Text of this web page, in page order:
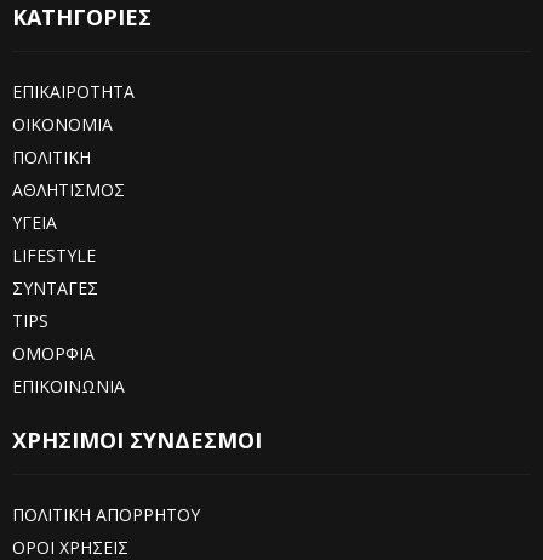
ΚΑΤΗΓΟΡΙΕΣ
ΕΠΙΚΑΙΡΟΤΗΤΑ
ΟΙΚΟΝΟΜΙΑ
ΠΟΛΙΤΙΚΗ
ΑΘΛΗΤΙΣΜΟΣ
ΥΓΕΙΑ
LIFESTYLE
ΣΥΝΤΑΓΕΣ
TIPS
ΟΜΟΡΦΙΑ
ΕΠΙΚΟΙΝΩΝΙΑ
ΧΡΗΣΙΜΟΙ ΣΥΝΔΕΣΜΟΙ
ΠΟΛΙΤΙΚΗ ΑΠΟΡΡΗΤΟΥ
ΟΡΟΙ ΧΡΗΣΕΙΣ